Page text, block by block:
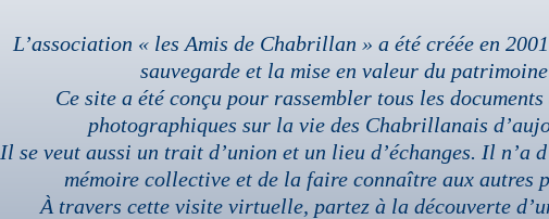
L’association « les Amis de Chabrillan » a été créée en
sauvegarde et la mise en valeur du
Ce site a été conçu pour rassembler tous les
photographiques sur la vie des Chabrillanais
Il se veut aussi un trait d’union et un lieu d’échanges. Il n’a
mémoire collective et de la faire connaître aux autres
À travers cette visite virtuelle, partez à la découverte